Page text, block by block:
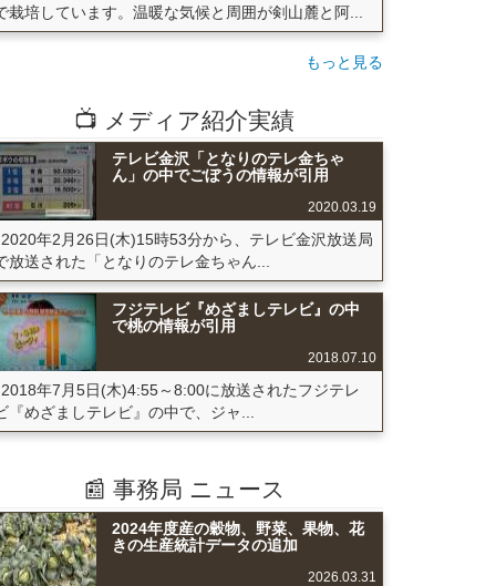
栽培しています。温暖な気候と周囲が剣山麓と阿...
もっと見る
📺 メディア紹介実績
テレビ金沢「となりのテレ金ちゃ
ん」の中でごぼうの情報が引用
2020.03.19
2020年2月26日(木)15時53分から、テレビ金沢放送局
放送された「となりのテレ金ちゃん...
フジテレビ『めざましテレビ』の中
で桃の情報が引用
2018.07.10
2018年7月5日(木)4:55～8:00に放送されたフジテレ
『めざましテレビ』の中で、ジャ...
📰 事務局 ニュース
2024年度産の穀物、野菜、果物、花
きの生産統計データの追加
2026.03.31